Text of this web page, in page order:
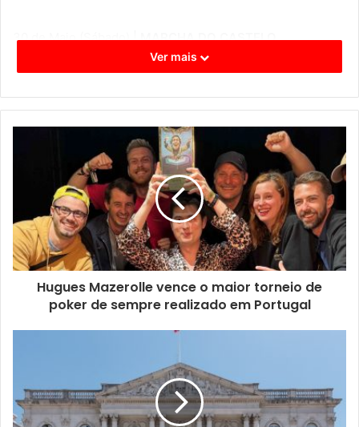
30 de Maio (Sábado) |MARCHA DO CASTELO
31 de Maio (Domingo) |MARCHA DE ALFAMA
Partida: Avenida Infante D. Henrique (junto ao quiosque),
às 20h15
Regresso: Altice Arena, às 23h50
Ver mais
Hugues Mazerolle vence o maior torneio de
poker de sempre realizado em Portugal